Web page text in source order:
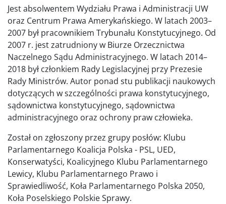
Jest absolwentem Wydziału Prawa i Administracji UW
oraz Centrum Prawa Amerykańskiego. W latach 2003–
2007 był pracownikiem Trybunału Konstytucyjnego. Od
2007 r. jest zatrudniony w Biurze Orzecznictwa
Naczelnego Sądu Administracyjnego. W latach 2014–
2018 był członkiem Rady Legislacyjnej przy Prezesie
Rady Ministrów. Autor ponad stu publikacji naukowych
dotyczących w szczególności prawa konstytucyjnego,
sądownictwa konstytucyjnego, sądownictwa
administracyjnego oraz ochrony praw człowieka.
Został on zgłoszony przez grupy posłów: Klubu
Parlamentarnego Koalicja Polska - PSL, UED,
Konserwatyści, Koalicyjnego Klubu Parlamentarnego
Lewicy, Klubu Parlamentarnego Prawo i
Sprawiedliwość, Koła Parlamentarnego Polska 2050,
Koła Poselskiego Polskie Sprawy.